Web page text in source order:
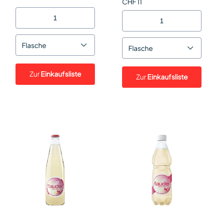
Flasche
ZurEinkaufsliste
Flasche
ZurEinkaufsliste